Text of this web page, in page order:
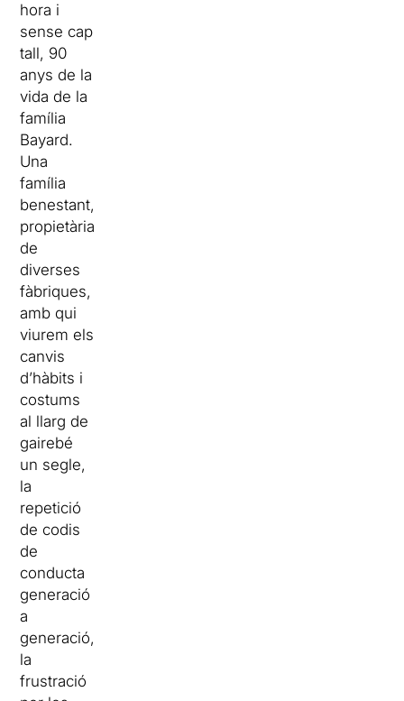
hora i
sense cap
tall, 90
anys de la
vida de la
família
Bayard.
Una
família
benestant,
propietària
de
diverses
fàbriques,
amb qui
viurem els
canvis
d’hàbits i
costums
al llarg de
gairebé
un segle,
la
repetició
de codis
de
conducta
generació
a
generació,
la
frustració